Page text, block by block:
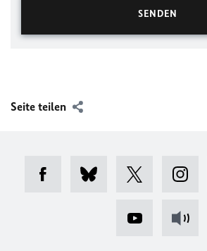
Seite teilen